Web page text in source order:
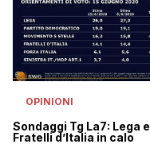
OPINIONI
Sondaggi Tg La7: Lega e
Fratelli d’Italia in calo